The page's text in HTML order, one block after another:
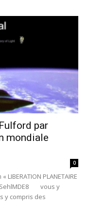
par
mondiale
0
PLANETAIRE
vous y
y compris des